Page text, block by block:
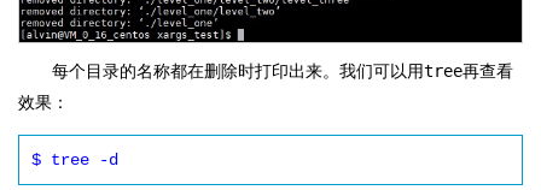
每个目录的名称都在删除时打印出来。我们可以用tree再查看
效果：
$ tree -d